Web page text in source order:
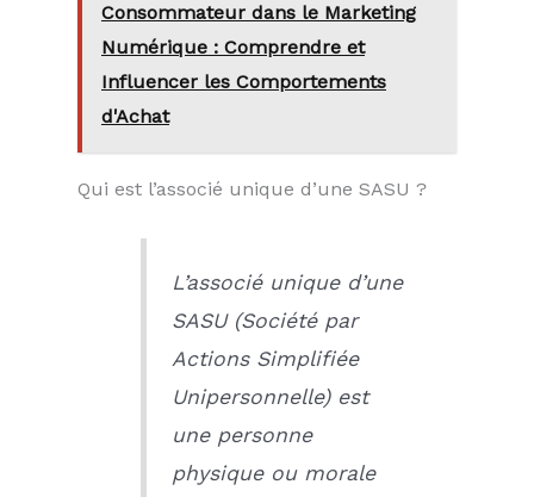
Consommateur dans le Marketing
Numérique : Comprendre et
Influencer les Comportements
d'Achat
Qui est l’associé unique d’une SASU ?
L’associé unique d’une
SASU (Société par
Actions Simplifiée
Unipersonnelle) est
une personne
physique ou morale